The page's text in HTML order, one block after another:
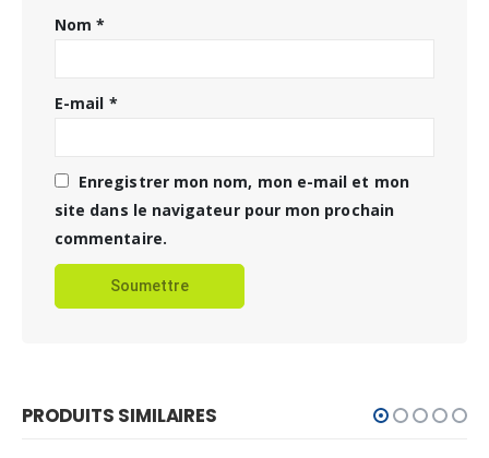
Nom*
E-mail *
Enregistrer mon nom, mon e-mail et mon
site dans le navigateur pour mon prochain
commentaire.
PRODUITS SIMILAIRES